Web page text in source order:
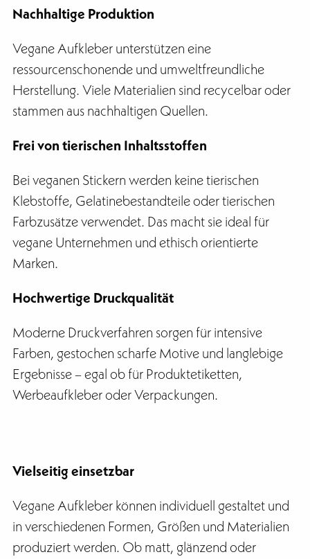
Nachhaltige Produktion
Vegane Aufkleber unterstützen eine
ressourcenschonende und umweltfreundliche
Herstellung. Viele Materialien sind recycelbar oder
stammen aus nachhaltigen Quellen.
Frei von tierischen Inhaltsstoffen
Bei veganen Stickern werden keine tierischen
Klebstoffe, Gelatinebestandteile oder tierischen
Farbzusätze verwendet. Das macht sie ideal für
vegane Unternehmen und ethisch orientierte
Marken.
Hochwertige Druckqualität
Moderne Druckverfahren sorgen für intensive
Farben, gestochen scharfe Motive und langlebige
Ergebnisse – egal ob für Produktetiketten,
Werbeaufkleber oder Verpackungen.
Vielseitig einsetzbar
Vegane Aufkleber können individuell gestaltet und
in verschiedenen Formen, Größen und Materialien
produziert werden. Ob matt, glänzend oder